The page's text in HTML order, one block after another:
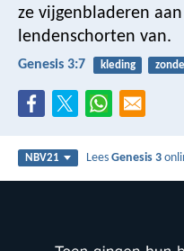
ze vijgenbladeren
lendenschorten van.
Genesis 3:7 kleding zonde
NBV21 LeesGenesis 3